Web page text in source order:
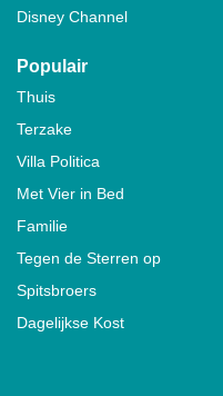
Disney Channel
Populair
Thuis
Terzake
Villa Politica
Met Vier in Bed
Familie
Tegen de Sterren op
Spitsbroers
Dagelijkse Kost